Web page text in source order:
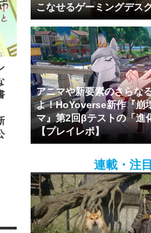
こなせるゲーミングデス
アニマや新要素のさらな
よ！HoYoverse新作『崩
マ』第2回βテストの「進
【プレイレポ】
連載・注